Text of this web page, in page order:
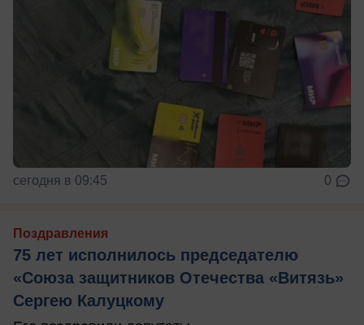
сегодня в 09:45 0
Поздравления
75 лет исполнилось председателю
«Союза защитников Отечества «Витязь»
Сергею Калуцкому